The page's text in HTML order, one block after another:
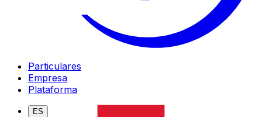
Particulares
Empresa
Plataforma
ES